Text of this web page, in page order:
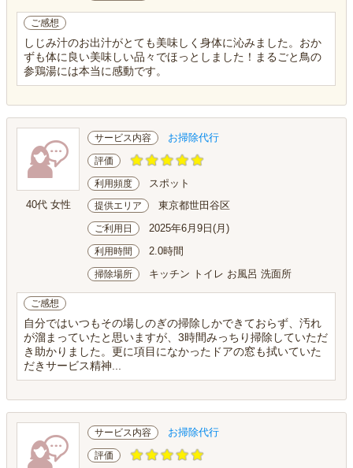
ご感想
しじみ汁のお出汁がとても美味しく身体に沁みました。おか
ずも体に良い美味しい品々でほっとしました！まるごと鳥の
参鶏湯には本当に感動です。
40代 女性
サービス内容 お掃除代行
評価
利用頻度 スポット
提供エリア 東京都世田谷区
ご利用日 2025年6月9日(月)
利用時間 2.0時間
掃除場所 キッチン トイレ お風呂 洗面所
ご感想
自分ではいつもその場しのぎの掃除しかできておらず、汚れ
が溜まっていたと思いますが、3時間みっちり掃除していただ
き助かりました。更に項目になかったドアの窓も拭いていた
だきサービス精神...
サービス内容 お掃除代行
評価